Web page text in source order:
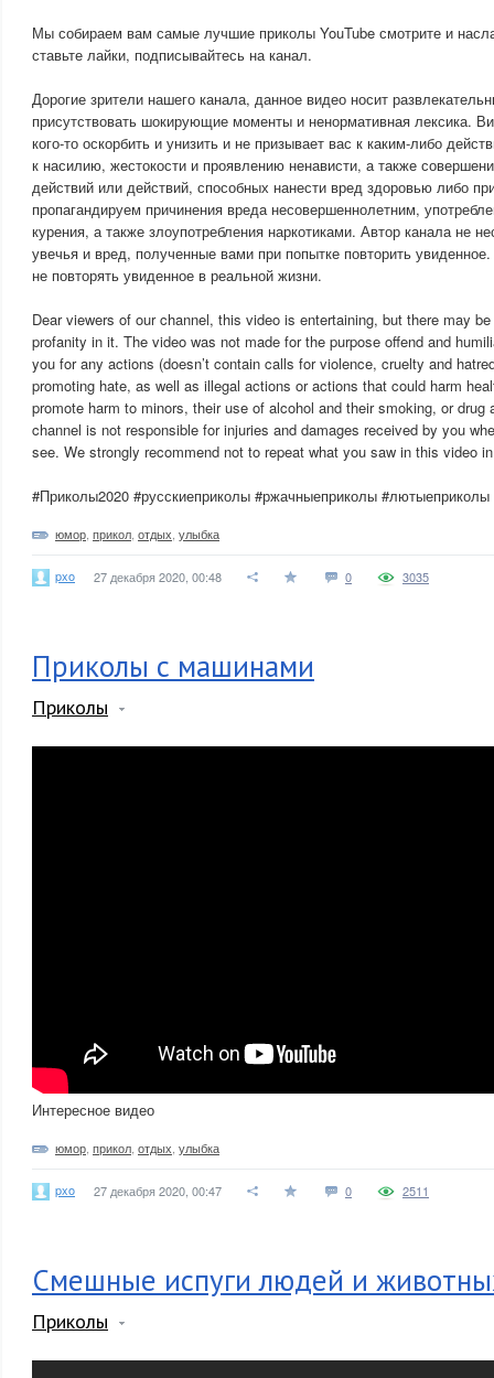
Мы собираем вам самые лучшие приколы YouTube смотрите и
ставьте лайки, подписывайтесь на канал.
Дорогие зрители нашего канала, данное видео носит
присутствовать шокирующие моменты и ненормативная лексика.
кого-то оскорбить и унизить и не призывает вас к каким-либо
к насилию, жестокости и проявлению ненависти, а также
действий или действий, способных нанести вред здоровью либо
пропагандируем причинения вреда несовершеннолетним,
курения, а также злоупотребления наркотиками. Автор канала не
увечья и вред, полученные вами при попытке повторить
не повторять увиденное в реальной жизни.
Dear viewers of our channel, this video is entertaining, but there may
profanity in it. The video was not made for the purpose offend and
you for any actions (doesn’t contain calls for violence, cruelty and
promoting hate, as well as illegal actions or actions that could harm
promote harm to minors, their use of alcohol and their smoking, or drug
channel is not responsible for injuries and damages received by you
see. We strongly recommend not to repeat what you saw in this video
#Приколы2020 #русскиеприколы #ржачныеприколы
юмор прикол отдых улыбка
pxo 27 декабря 2020, 00:48 0 3035
Приколы с машинами
Приколы
Интересное видео
юмор прикол отдых улыбка
pxo 27 декабря 2020, 00:47 0 2511
Смешные испуги людей и
Приколы